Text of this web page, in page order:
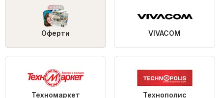
Оферти VIVACOM
Техномаркет Технополис